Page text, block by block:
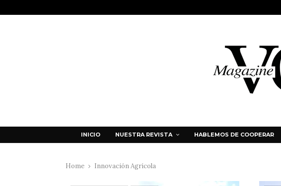
INICIO NUESTRA REVISTA HABLEMOS DE COOPERAR
Home Innovación Agrícola